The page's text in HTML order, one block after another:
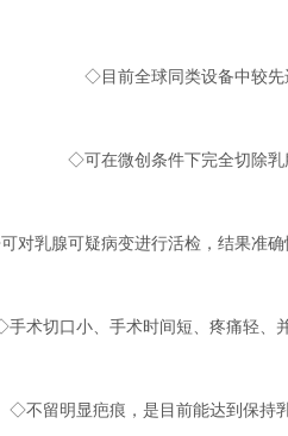
◇目前全球同类设备中较先
◇可在微创条件下完全切除乳
对乳腺可疑病变进行活检，结果准
术切口小、手术时间短、疼痛轻、
◇不留明显疤痕，是目前能达到保持